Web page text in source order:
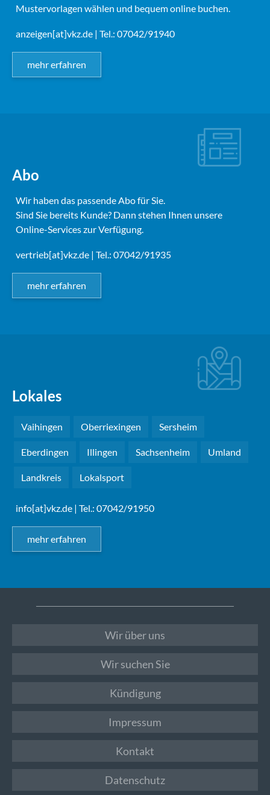
Mustervorlagen wählen und bequem online buchen.
anzeigen[at]vkz.de | Tel.: 07042/91940
mehr erfahren
Abo
Wir haben das passende Abo für Sie.
Sind Sie bereits Kunde? Dann stehen Ihnen unsere
Online-Services zur Verfügung.
vertrieb[at]vkz.de | Tel.: 07042/91935
mehr erfahren
Lokales
Vaihingen Oberriexingen Sersheim
Eberdingen Illingen Sachsenheim Umland
Landkreis Lokalsport
info[at]vkz.de | Tel.: 07042/91950
mehr erfahren
Wir über uns
Wir suchen Sie
Kündigung
Impressum
Kontakt
Datenschutz